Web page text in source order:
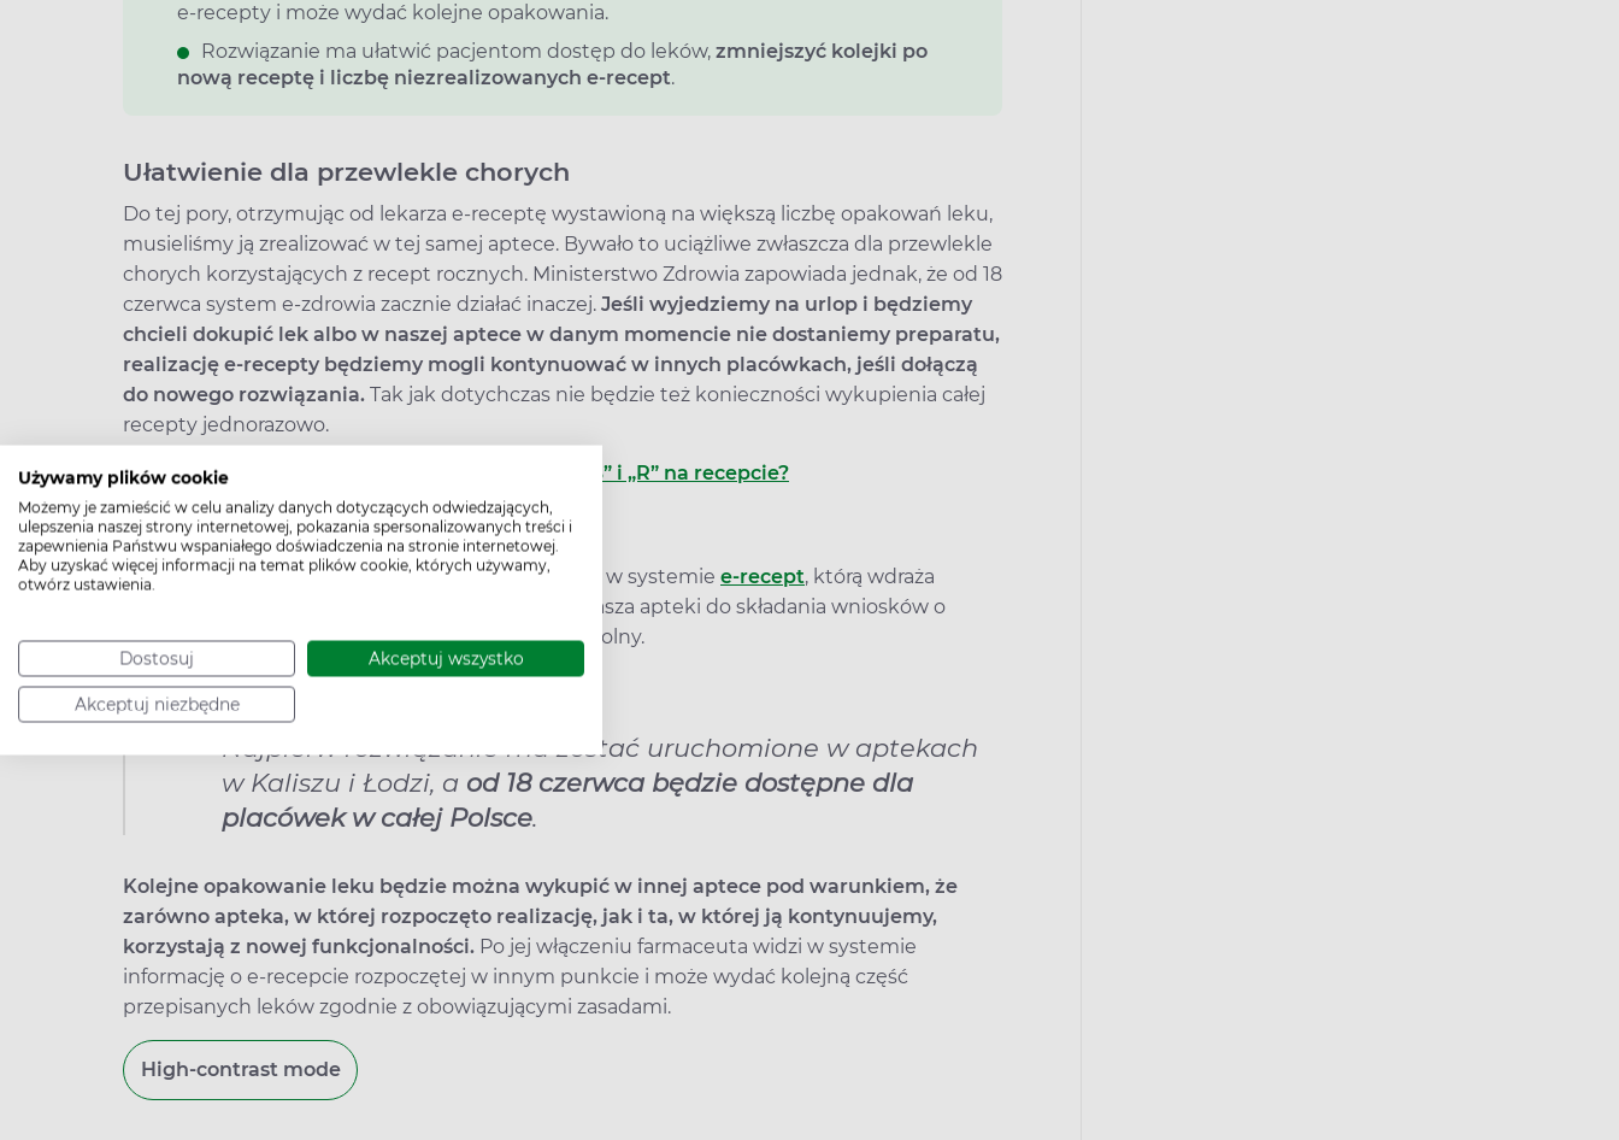
Używamy plików cookie
Możemy je zamieścić w celu analizy danych dotyczących odwiedzających,
ulepszenia naszej strony internetowej, pokazania spersonalizowanych treści i
zapewnienia Państwu wspaniałego doświadczenia na stronie internetowej.
Aby uzyskać więcej informacji na temat plików cookie, których używamy,
otwórz ustawienia.
Dostosuj Akceptuj wszystko
Akceptuj niezbędne
e‑recepty i może wydać kolejne opakowania.
Rozwiązanie ma ułatwić pacjentom dostęp do leków, zmniejszyć kolejki po
nową receptę i liczbę niezrealizowanych e‑recept.
Ułatwienie dla przewlekle chorych
Do tej pory, otrzymując od lekarza e‑receptę wystawioną na większą liczbę opakowań leku,
musieliśmy ją zrealizować w tej samej aptece. Bywało to uciążliwe zwłaszcza dla przewlekle
chorych korzystających z recept rocznych. Ministerstwo Zdrowia zapowiada jednak, że od 18
czerwca system e‑zdrowia zacznie działać inaczej. Jeśli wyjedziemy na urlop i będziemy
chcieli dokupić lek albo w naszej aptece w danym momencie nie dostaniemy preparatu,
realizację e-recepty będziemy mogli kontynuować w innych placówkach, jeśli dołączą
do nowego rozwiązania. Tak jak dotychczas nie będzie też konieczności wykupienia całej
recepty jednorazowo.
>> Odpłatności za leki – jak rozumieć symbole „B” i „R” na recepcie?
Jak działa współdzielona e-recepta?
Zmiana jest możliwa dzięki nowej funkcjonalności w systemie e‑recept, którą wdraża
ministerialne Centrum e‑Zdrowia. Instytucja zaprasza apteki do składania wniosków o
dostęp do tego mechanizmu – udział jest dobrowolny.
Najpierw rozwiązanie ma zostać uruchomione w aptekach
w Kaliszu i Łodzi, a od 18 czerwca będzie dostępne dla
placówek w całej Polsce.
Kolejne opakowanie leku będzie można wykupić w innej aptece pod warunkiem, że
zarówno apteka, w której rozpoczęto realizację, jak i ta, w której ją kontynuujemy,
korzystają z nowej funkcjonalności. Po jej włączeniu farmaceuta widzi w systemie
informację o e‑recepcie rozpoczętej w innym punkcie i może wydać kolejną część
przepisanych leków zgodnie z obowiązującymi zasadami.
High-contrast mode